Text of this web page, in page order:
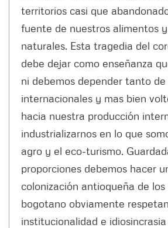
territorios casi que
fuente de nuestros alimentos
naturales. Esta tragedia del
debe dejar como enseñanza
ni debemos depender tanto
internacionales y mas bien
hacia nuestra producción
industrializarnos en lo que
agro y el eco-turismo.
proporciones debemos hacer
colonización antioqueña de
bogotano obviamente
institucionalidad e idiosincrasia